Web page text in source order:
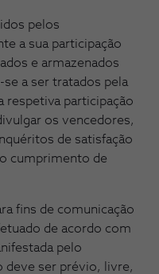
pelos
a sua participação
e armazenados
a ser tratados pela
respetiva participação
os vencedores,
de satisfação
cumprimento de
fins de comunicação
de acordo com
pelo
deve ser prévio, livre,